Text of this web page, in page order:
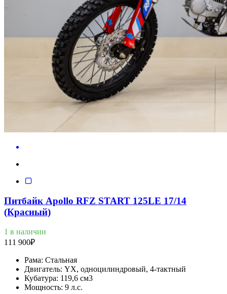
Питбайк Apollo RFZ START 125LE 17/14
(Красный)
1 в наличии
111 900₽
Рама: Стальная
Двигатель: YX, одноцилиндровый, 4-тактный
Кубатура: 119,6 см3
Мощность: 9 л.с.